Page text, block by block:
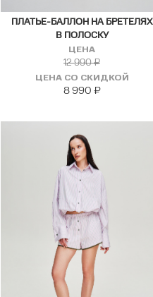
ПЛАТЬЕ-БАЛЛОН НА БРЕТЕЛЯХ
В ПОЛОСКУ
ЦЕНА
12 990₽
ЦЕНА СО СКИДКОЙ
8 990 ₽